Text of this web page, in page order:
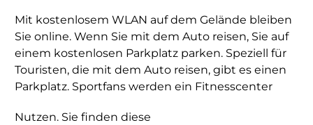
Mit kostenlosem WLAN auf dem Gelände bleiben
Sie online. Wenn Sie mit dem Auto reisen, Sie auf
einem kostenlosen Parkplatz parken. Speziell für
Touristen, die mit dem Auto reisen, gibt es einen
Parkplatz. Sportfans werden ein Fitnesscenter
Nutzen. Sie finden diese